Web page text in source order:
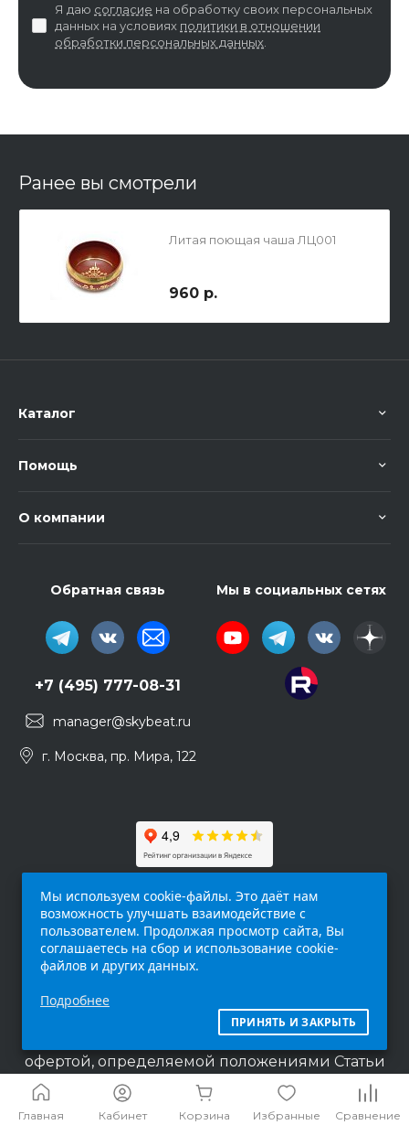
Главная Кабинет Корзина Избранные Сравнение
Я даю согласие на обработку своих персональных
данных на условиях политики в отношении
обработки персональных данных
Ранее вы смотрели
Литая поющая чаша ЛЦ001
960 р.
Каталог
Помощь
О компании
Обратная связь
+7 (495) 777-08-31
manager@skybeat.ru
г. Москва, пр. Мира, 122
Мы в социальных сетях
интернет-сайт (
исключительно информационный характер и
ни при каких условиях не является публичной
офертой, определяемой положениями Статьи
437 п.2 Гражданского кодекса Российской
Федерации.
Мы используем cookie-файлы. Это даёт нам
возможность улучшать взаимодействие с
пользователем. Продолжая просмотр сайта, Вы
соглашаетесь на сбор и использование cookie-
файлов и других данных.
Подробнее
ПРИНЯТЬ И ЗАКРЫТЬ